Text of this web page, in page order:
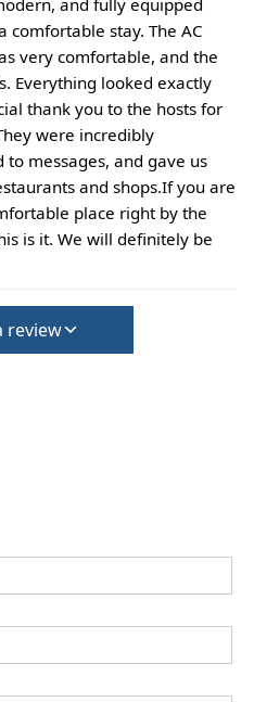
and fully equipped
stay. The AC
very comfortable, and the
Everything looked exactly
thank you to the hosts for
were incredibly
messages, and gave us
and shops.If you are
place right by the
is it. We will definitely be
review